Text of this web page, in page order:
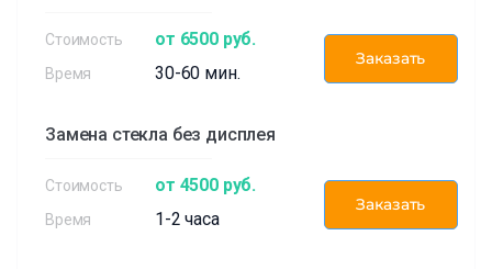
от 6500 руб.
30-60 мин.
Заказать
Замена стекла без дисплея
от 4500 руб.
1-2 часа
Заказать